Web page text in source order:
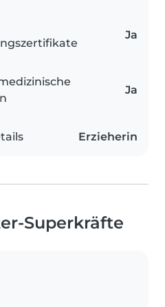
Ja
Ja
Erzieherin
Superkräfte